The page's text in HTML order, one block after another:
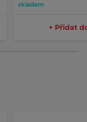
skladem
+ Přidat